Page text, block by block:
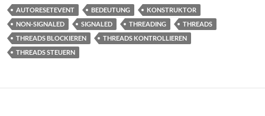
AUTORESETEVENT BEDEUTUNG
KONSTRUKTOR
NON-SIGNALED
SIGNALED THREADING
THREADS
THREADS BLOCKIEREN
THREADS KONTROLLIEREN
THREADS STEUERN